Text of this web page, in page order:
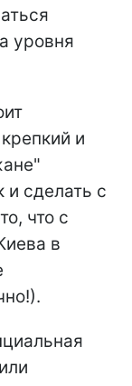
уровня
и
сделать с
что с
в